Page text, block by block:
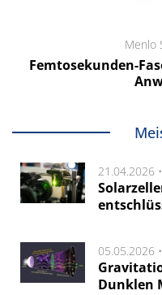
Menlo
Femtosekunden-
21.04.2026 •
05.05.2026 •
Dunklen